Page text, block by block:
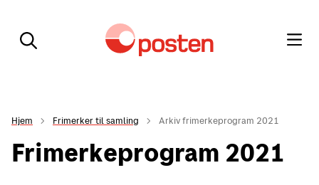
Hjem Frimerker til samling Arkiv frimerkeprogram 2021
Frimerkeprogram 2021